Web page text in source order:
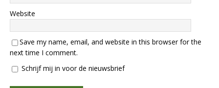
Website
Save my name, email, and website in this browser for the
next time I comment.
Schrijf mij in voor de nieuwsbrief